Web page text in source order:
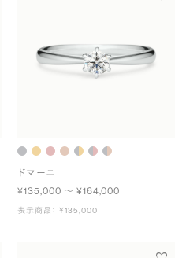
ドマーニ
¥135,000 〜 ¥164,000
表示商品： ¥135,000